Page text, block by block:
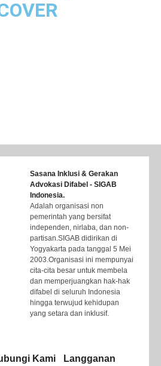
Sasana Inklusi & Gerakan
Advokasi Difabel - SIGAB
Indonesia.
Adalah organisasi non
pemerintah yang bersifat
independen, nirlaba, dan non-
partisan.SIGAB didirikan di
Yogyakarta pada tanggal 5 Mei
2003.Organisasi ini mempunyai
cita-cita besar untuk membela
dan memperjuangkan hak-hak
difabel di seluruh Indonesia
hingga terwujud kehidupan
yang setara dan inklusif.
Kami
Langganan